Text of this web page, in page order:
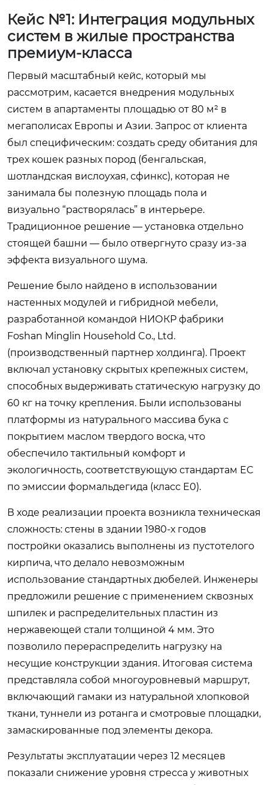
Кейс №1: Интеграция модульных
систем в жилые пространства
премиум-класса
Первый масштабный кейс, который мы
рассмотрим, касается внедрения модульных
систем в апартаменты площадью от 80 м² в
мегаполисах Европы и Азии. Запрос от клиента
был специфическим: создать среду обитания для
трех кошек разных пород (бенгальская,
шотландская вислоухая, сфинкс), которая не
занимала бы полезную площадь пола и
визуально “растворялась” в интерьере.
Традиционное решение — установка отдельно
стоящей башни — было отвергнуто сразу из-за
эффекта визуального шума.
Решение было найдено в использовании
настенных модулей и гибридной мебели,
разработанной командой НИОКР фабрики
Foshan Minglin Household Co., Ltd.
(производственный партнер холдинга). Проект
включал установку скрытых крепежных систем,
способных выдерживать статическую нагрузку до
60 кг на точку крепления. Были использованы
платформы из натурального массива бука с
покрытием маслом твердого воска, что
обеспечило тактильный комфорт и
экологичность, соответствующую стандартам ЕС
по эмиссии формальдегида (класс E0).
В ходе реализации проекта возникла техническая
сложность: стены в здании 1980-х годов
постройки оказались выполнены из пустотелого
кирпича, что делало невозможным
использование стандартных дюбелей. Инженеры
предложили решение с применением сквозных
шпилек и распределительных пластин из
нержавеющей стали толщиной 4 мм. Это
позволило перераспределить нагрузку на
несущие конструкции здания. Итоговая система
представляла собой многоуровневый маршрут,
включающий гамаки из натуральной хлопковой
ткани, туннели из ротанга и смотровые площадки,
замаскированные под элементы декора.
Результаты эксплуатации через 12 месяцев
показали снижение уровня стресса у животных